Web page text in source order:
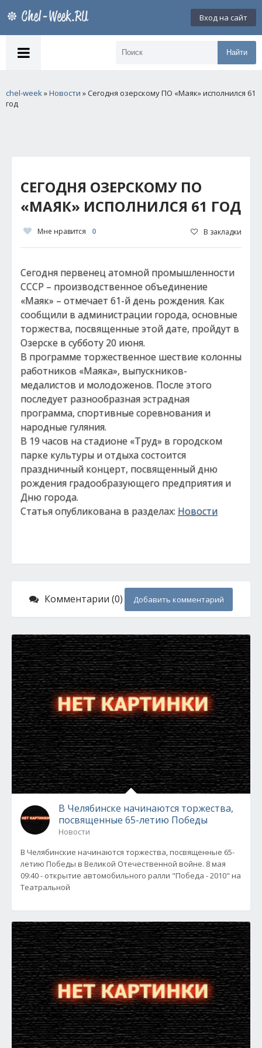
Вход на сайт
Найти
chel-week»Новости » Сегодня озерскому ПО «Маяк» исполнился 61
год
СЕГОДНЯ ОЗЕРСКОМУ ПО
«МАЯК» ИСПОЛНИЛСЯ 61 ГОД
Мне нравится 0 В закладки
Сегодня первенец атомной промышленности
СССР – производственное объединение
«Маяк» – отмечает 61-й день рождения. Как
сообщили в администрации города, основные
торжества, посвященные этой дате, пройдут в
Озерске в субботу 20 июня.
В программе торжественное шествие колонны
работников «Маяка», выпускников-
медалистов и молодоженов. После этого
последует разнообразная эстрадная
программа, спортивные соревнования и
народные гуляния.
В 19 часов на стадионе «Труд» в городском
парке культуры и отдыха состоится
праздничный концерт, посвященный дню
рождения градообразующего предприятия и
Дню города.
Статья опубликована в разделах: Новости
Комментарии (0) Добавить комментарий
В Челябинске начинаются торжества,
посвященные 65-летию Победы
Новости
В Челябинские начинаются торжества, посвященные 65-
летию Победы в Великой Отечественной войне. 8 мая
09:40 - открытие автомобильного ралли "Победа - 2010" на
Театральной